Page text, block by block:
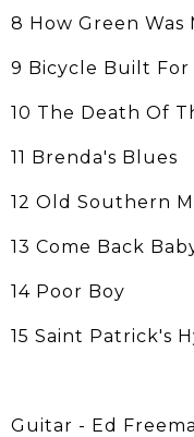
8 How Green Was
9 Bicycle Built For
10 The Death Of
11 Brenda's Blues
12 Old Southern
13 Come Back
14 Poor Boy
15 Saint Patrick's
Guitar - Ed